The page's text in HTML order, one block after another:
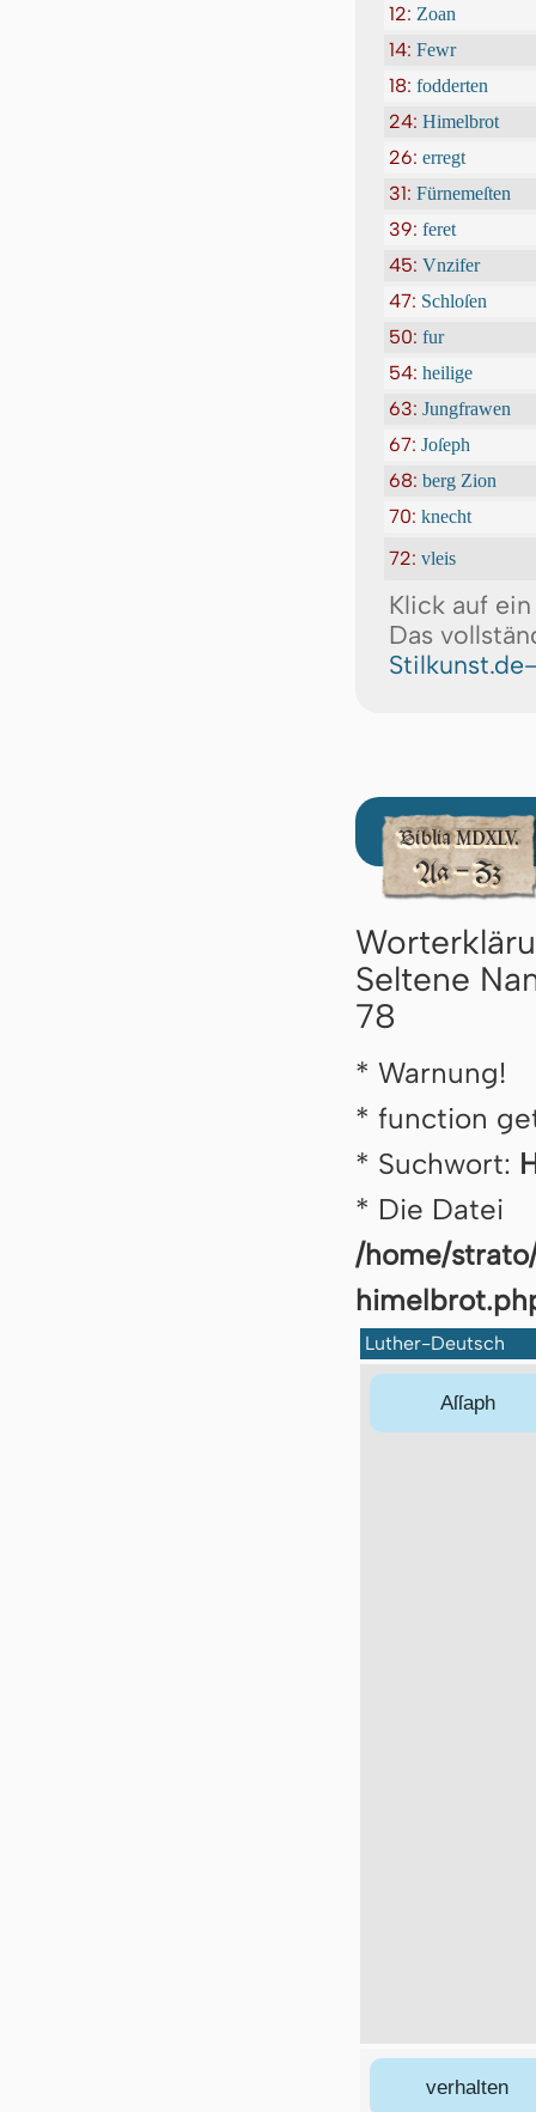
12: Zoan
14: Fewr
18: fodderten
24: Himelbrot
26: erregt
31: Fürnemeſten
39: feret
45: Vnzifer
47: Schloſen
50: fur
54: heilige
63: Jung­frawen
67: Joſeph
68: berg Zion
70: knecht
72: vleis
Klick auf
Das
Seltene
78
* Warnung!
* function
* Suchwort:
* Die Datei
/home/
Luther-Deutsch
Aſſaph
verhalten